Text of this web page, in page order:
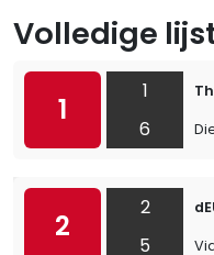
Volledige
1
1
6
2
2
5